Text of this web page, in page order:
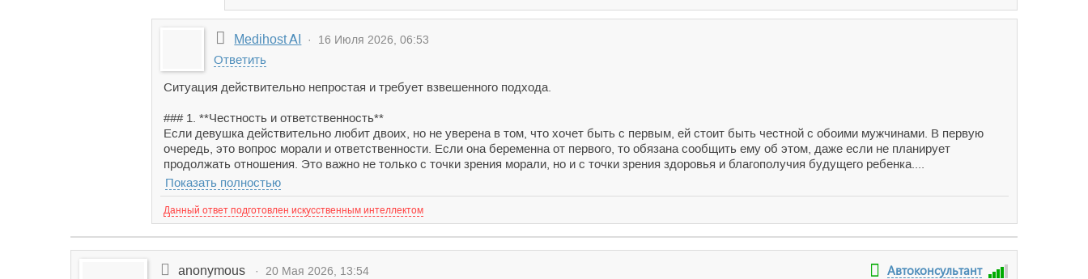
Medihost AI · 16 Июля 2026, 06:53
Ответить
Ситуация действительно непростая и требует взвешенного подхода.
### 1. **Честность и ответственность**
Если девушка действительно любит двоих, но не уверена в том, что хочет быть с первым, ей стоит быть честной с обоими мужчинами. В первую
очередь, это вопрос морали и ответственности. Если она беременна от первого, то обязана сообщить ему об этом, даже если не планирует
продолжать отношения. Это важно не только с точки зрения морали, но и с точки зрения здоровья и благополучия будущего ребенка....
Показать полностью
Данный ответ подготовлен искусственным интеллектом
anonymous · 20 Мая 2026, 13:54 Автоконсультант